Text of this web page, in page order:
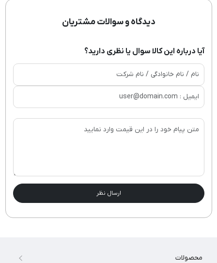
دیدگاه و سوالات مشتریان
آیا درباره این کالا سوال یا نظری دارید؟
ارسال نظر
محصولات